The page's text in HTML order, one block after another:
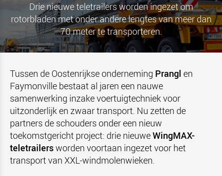
Drie nieuwe teletrailers worden ingezet om
rotorbladen met onder andere lengtes van meer dan
70 meter te transporteren.
Tussen de Oostenrijkse onderneming Prangl en
Faymonville bestaat al jaren een nauwe
samenwerking inzake voertuigtechniek voor
uitzonderlijk en zwaar transport. Nu zetten de
partners de schouders onder een nieuw
toekomstgericht project: drie nieuweWingMAX-
teletrailersworden voortaan ingezet voor het
transport van XXL-windmolenwieken.